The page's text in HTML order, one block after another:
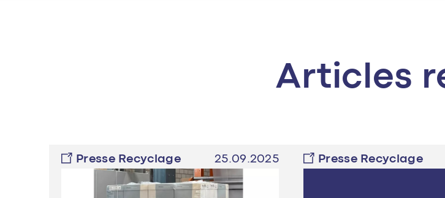
Articles
Presse Recyclage 25.09.2025 Presse Recyclage